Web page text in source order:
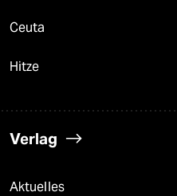
Ceuta
Hitze
Verlag
Aktuelles